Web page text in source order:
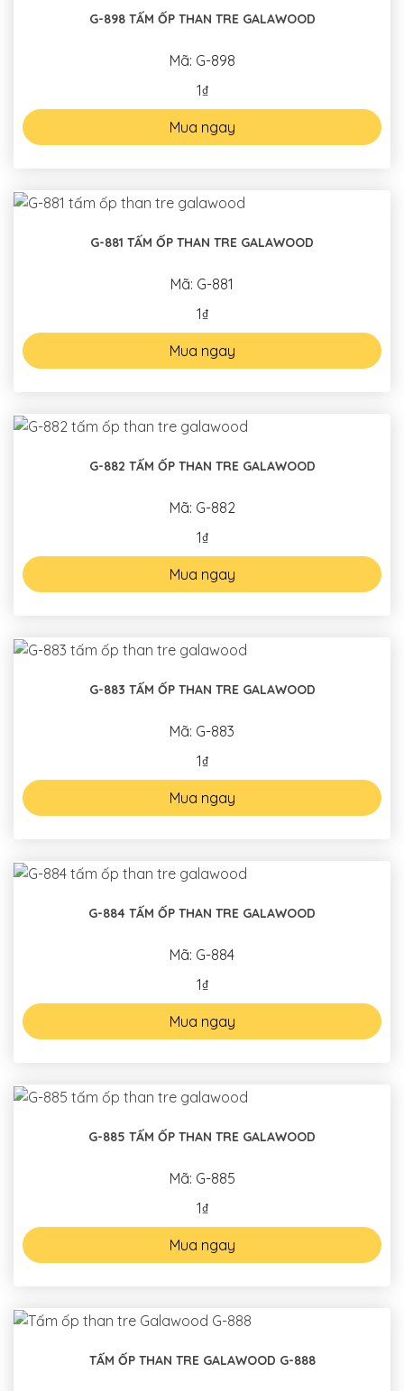
G-898 TẤM ỐP THAN TRE GALAWOOD
Mã: G-898
1₫
Mua ngay
G-881 TẤM ỐP THAN TRE GALAWOOD
Mã: G-881
1₫
Mua ngay
G-882 TẤM ỐP THAN TRE GALAWOOD
Mã: G-882
1₫
Mua ngay
G-883 TẤM ỐP THAN TRE GALAWOOD
Mã: G-883
1₫
Mua ngay
G-884 TẤM ỐP THAN TRE GALAWOOD
Mã: G-884
1₫
Mua ngay
G-885 TẤM ỐP THAN TRE GALAWOOD
Mã: G-885
1₫
Mua ngay
TẤM ỐP THAN TRE GALAWOOD G-888